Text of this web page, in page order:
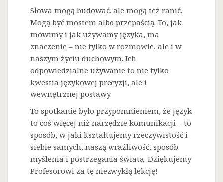
Słowa mogą budować, ale mogą też ranić.
Mogą być mostem albo przepaścią. To, jak
mówimy i jak używamy języka, ma
znaczenie – nie tylko w rozmowie, ale i w
naszym życiu duchowym. Ich
odpowiedzialne używanie to nie tylko
kwestia językowej precyzji, ale i
wewnętrznej postawy.
To spotkanie było przypomnieniem, że język
to coś więcej niż narzędzie komunikacji – to
sposób, w jaki kształtujemy rzeczywistość i
siebie samych, naszą wrażliwość, sposób
myślenia i postrzegania świata. Dziękujemy
Profesorowi za tę niezwykłą lekcję!